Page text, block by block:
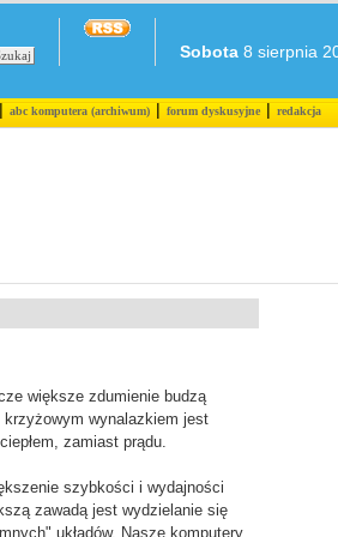
Sobota 8 sierpnia
abc komputera (archiwum)|forum dyskusyjne|redakcja
większe zdumienie budzą
wynalazkiem jest
zamiast prądu.
szybkości i wydajności
zawadą jest wydzielanie się
układów. Nasze komputery